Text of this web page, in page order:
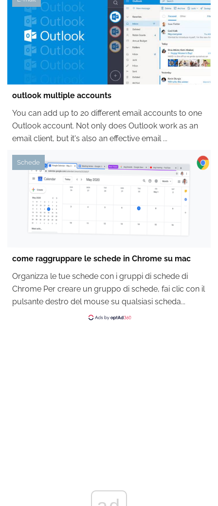
outlook multiple accounts
You can add up to 20 different email accounts to one
Outlook account. Not only does Outlook work as an
email client, but it's also an effective email ...
Schede
come raggruppare le schede in Chrome su mac
Organizza le tue schede con i gruppi di schede di
Chrome Per creare un gruppo di schede, fai clic con il
pulsante destro del mouse su qualsiasi scheda...